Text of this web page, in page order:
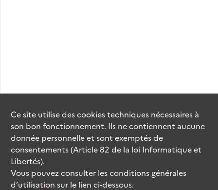
Ce site utilise descookiestechniques nécessaires à
son bon fonctionnement. Ils ne contiennent aucune
donnée personnelle et sont exemptés de
consentements (Article 82 de la loi Informatique et
Libertés).
Vous pouvez consulter les conditions générales
d’utilisation sur le lien ci-dessous.